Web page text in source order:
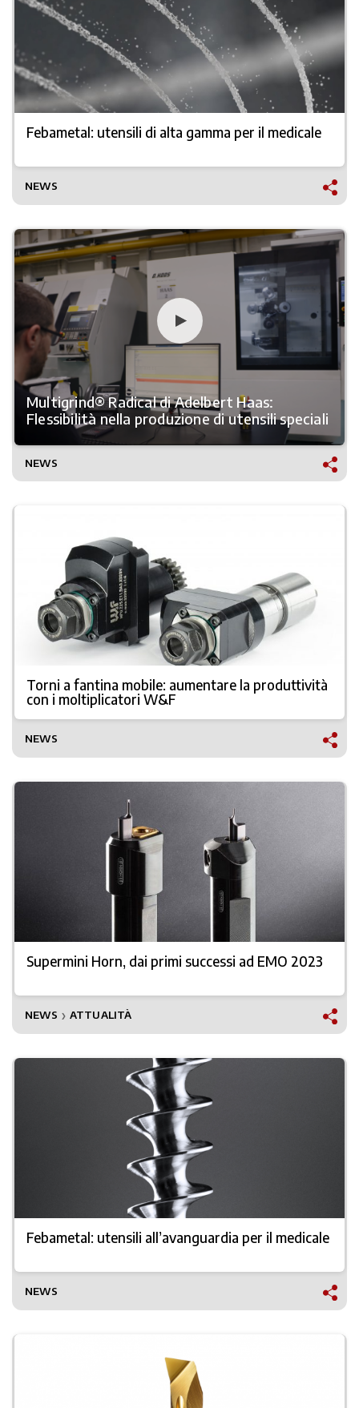
Febametal: utensili di alta gamma per il medicale
NEWS
Multigrind® Radical di Adelbert Haas:
Flessibilità nella produzione di utensili speciali
NEWS
Torni a fantina mobile: aumentare la produttività
con i moltiplicatori W&F
NEWS
Supermini Horn, dai primi successi ad EMO 2023
NEWS ❯ ATTUALITÀ
Febametal: utensili all’avanguardia per il medicale
NEWS